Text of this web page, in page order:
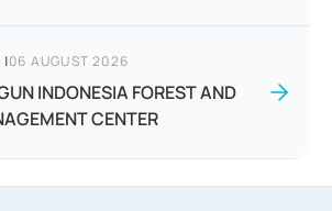
|06 AUGUST 2026
INDONESIA FOREST AND
CENTER